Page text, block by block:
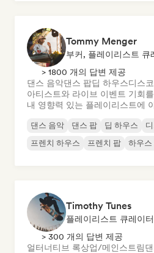
Tommy Menger
부커, 플레이리스트 큐
> 1800 개의 답변 제공
댄스 음악댄스 팝딥 하우스디스코
아티스트와 라이브 이벤트 기회
내 영향력 있는 플레이리스트에
댄스 음악 댄스 팝 딥 하우스
프렌치 하우스
프렌치 팝 하우스
Timothy Tunes
플레이리스트 큐레이터
> 300 개의 답변 제공
얼터너티브 록상업/메인스트림